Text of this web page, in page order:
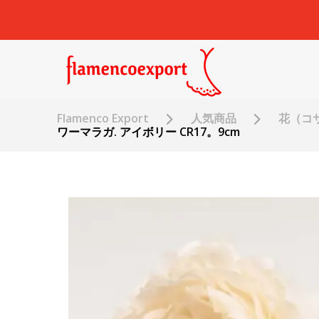
Flamenco Export 人気商品
花（コ
ワーマラガ. アイボリー CR17。9cm